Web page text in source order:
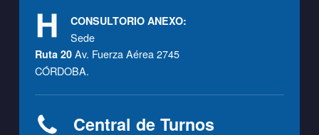
CONSULTORIO ANEXO:
Sede
Ruta 20Av. Fuerza Aérea 2745
CÓRDOBA.
Central de Turnos